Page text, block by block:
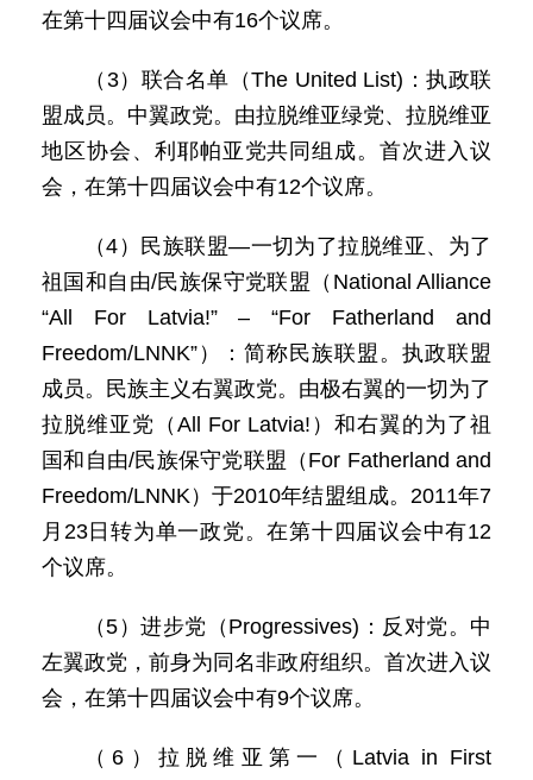
在第十四届议会中有16个议席。
（3）联合名单（The United List)：执政联
盟成员。中翼政党。由拉脱维亚绿党、拉脱维亚
地区协会、利耶帕亚党共同组成。首次进入议
会，在第十四届议会中有12个议席。
（4）民族联盟—一切为了拉脱维亚、为了
祖国和自由/民族保守党联盟（National Alliance
“All For Latvia!” – “For Fatherland and
Freedom/LNNK”）：简称民族联盟。执政联盟
成员。民族主义右翼政党。由极右翼的一切为了
拉脱维亚党（All For Latvia!）和右翼的为了祖
国和自由/民族保守党联盟（For Fatherland and
Freedom/LNNK）于2010年结盟组成。2011年7
月23日转为单一政党。在第十四届议会中有12
个议席。
（5）进步党（Progressives)：反对党。中
左翼政党，前身为同名非政府组织。首次进入议
会，在第十四届议会中有9个议席。
（6）拉脱维亚第一（Latvia in First